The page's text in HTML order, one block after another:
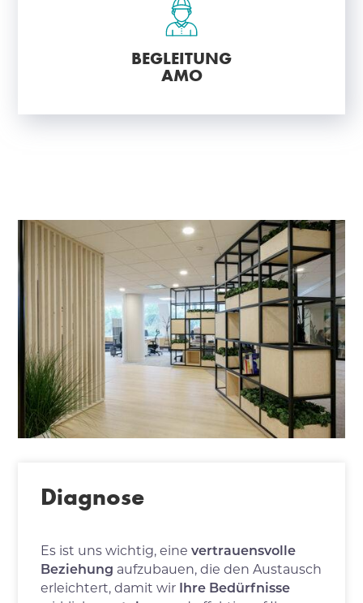
BEGLEITUNG
AMO
Diagnose
Es ist uns wichtig, einevertrauensvolle
Beziehung aufzubauen, die den Austausch
erleichtert, damit wir Ihre Bedürfnisse